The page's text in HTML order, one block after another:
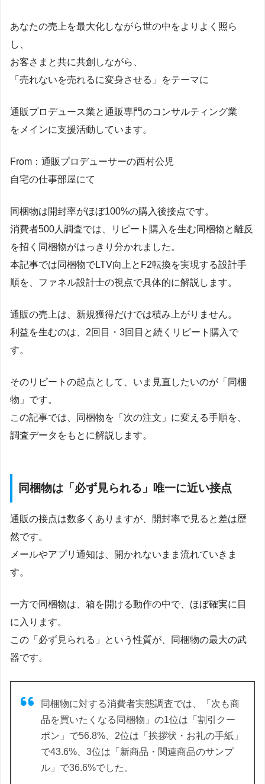
あなたの売上を最大化しながら世の中をよりよく照ら
し、
お客さまと共に共創しながら、
「売れないを売れるに変身させる」をテーマに
通販プロデュース業と通販専門のコンサルティング業
をメインに支援活動しています。
From：通販プロデューサーの西村公児
自宅の仕事部屋にて
同梱物は開封率がほぼ100%の購入後接点です。
消費者500人調査では、リピート購入を生む同梱物と離反
を招く同梱物がはっきり分かれました。
本記事では同梱物でLTV向上とF2転換を実現する設計手
順を、ファネル設計士の視点で具体的に解説します。
通販の売上は、新規獲得だけでは積み上がりません。
利益を生むのは、2回目・3回目と続くリピート購入で
す。
そのリピートの起点として、いま見直したいのが「同梱
物」です。
この記事では、同梱物を「次の注文」に変える手順を、
調査データをもとに解説します。
同梱物は「必ず見られる」唯一に近い接点
通販の接点は数多くありますが、開封率で見ると差は歴
然です。
メールやアプリ通知は、開かれないまま流れていきま
す。
一方で同梱物は、箱を開ける動作の中で、ほぼ確実に目
に入ります。
この「必ず見られる」という性質が、同梱物の最大の武
器です。
同梱物に対する消費者実態調査では、「次も商
品を買いたくなる同梱物」の1位は「割引クー
ポン」で56.8%、2位は「挨拶状・お礼の手紙」
で43.6%、3位は「新商品・関連商品のサンプ
ル」で36.6%でした。